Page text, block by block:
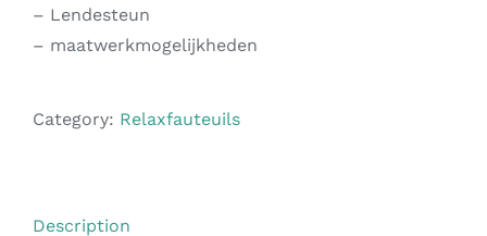
– Lendesteun
– maatwerkmogelijkheden
Category: Relaxfauteuils
Description